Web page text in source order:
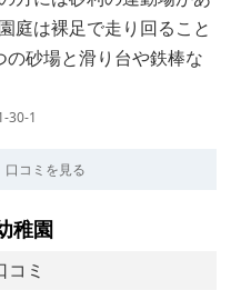
庭は裸足で走り回ること
の砂場と滑り台や鉄棒な
30-1
口コミを見る
稚園
コミ